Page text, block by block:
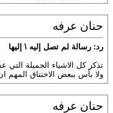
حنان عرفه
رد: رسالة لم تصل إليه \ إليها
تذكر كل الاشياء الجميلة التي
ولا بأس ببعض الاختناق المهم
حنان عرفه